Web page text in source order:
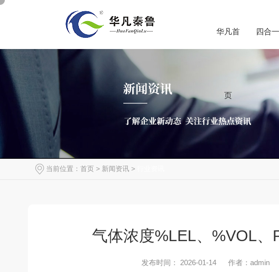
华凡首
页
四合
当前位置： 首页 > 新闻资讯 >
气体浓度%LEL、%VOL
发布时间： 2026-01-14 作者：admin